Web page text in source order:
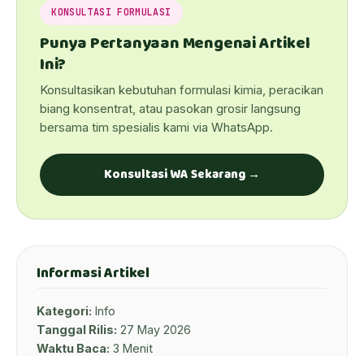
KONSULTASI FORMULASI
Punya Pertanyaan Mengenai Artikel
Ini?
Konsultasikan kebutuhan formulasi kimia, peracikan
biang konsentrat, atau pasokan grosir langsung
bersama tim spesialis kami via WhatsApp.
Konsultasi WA Sekarang →
Informasi Artikel
Kategori: Info
Tanggal Rilis: 27 May 2026
Waktu Baca: 3 Menit